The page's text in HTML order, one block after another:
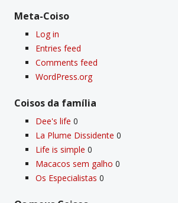
Meta-Coiso
Log in
Entries feed
Comments feed
WordPress.org
Coisos da famí­lia
Dee's life 0
La Plume Dissidente 0
Life is simple 0
Macacos sem galho 0
Os Especialistas 0